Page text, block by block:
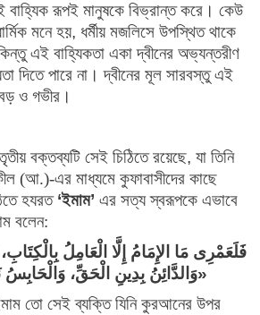
রূপই মানুষকে বিভ্রান্ত করে। কেউ
মনে হয়, ধর্মীয় মজলিসে উপস্থিত থাকে
এই বাহ্যিকতা একা দ্বীনের অভ্যন্তরীণ
দিতে পারে না। দ্বীনের মূল সারবস্তু এই
ও গভীর।
বক্তব্যটি সেই চিঠিতে রয়েছে, যা তিনি
(আ.)-এর মাধ্যমে কুফাবাসীদের কাছে
হযরত ‘ইমাম’ এর সত্য স্বরূপকে এভাবে
বলেন:
وَالدَّائِنُ بِدِینِ الْحَقِّ،»
তো সেই ব্যক্তি যিনি কুরআনের উপর